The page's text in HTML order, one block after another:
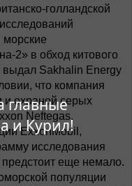
главные
и Курил!
голландской
2» в обход китового
выдал Sakhalin Energy
что компания
и охраной серых
Neftegas,
ExxonMobil,
исследования
еще немало.
популяции